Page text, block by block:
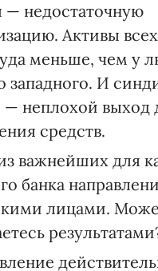
— недостаточную
Активы
меньше, чем у
западного. И
— неплохой выход
средств.
важнейших для
банка
лицами.